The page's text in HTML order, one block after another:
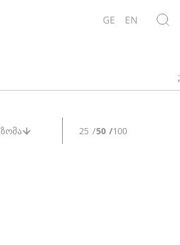
GE EN
;
ზომა 25 50 100